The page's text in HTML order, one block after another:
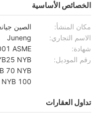
الخصائص الأساسية
مكان المنشأ:
الصين
الاسم التجاري:
Juneng
شهادة:
ASME
رقم الموديل:
NYB
70 NYB
100
تداول العقارات